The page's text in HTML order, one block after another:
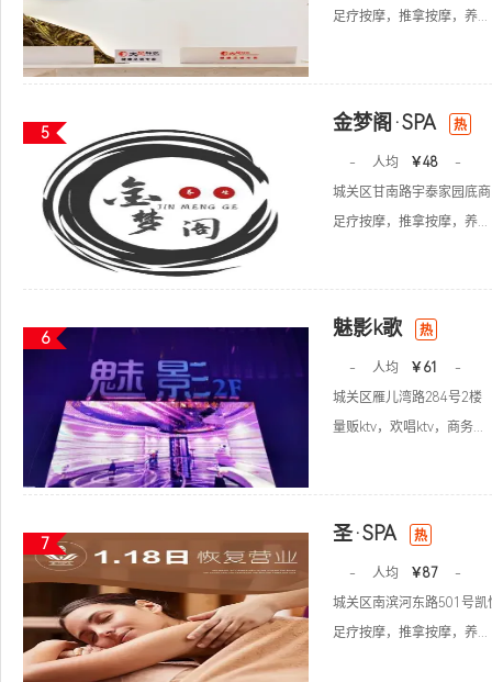
足疗按摩，推拿按摩，养...
5 金梦阁·SPA 热
- 人均 ￥48
-
城关区甘南路宇泰家园底商
足疗按摩，推拿按摩，养...
6 魅影k歌 热
- 人均 ￥61
-
城关区雁儿湾路284号2楼
量贩ktv，欢唱ktv，商务...
7 圣·SPA 热
- 人均 ￥87
-
城关区南滨河东路501号凯
足疗按摩，推拿按摩，养...